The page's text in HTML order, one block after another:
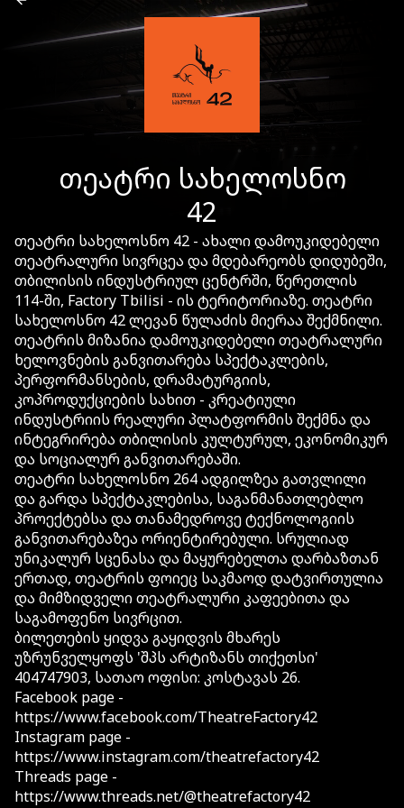
თეატრი სახელოსნო
42
თეატრი სახელოსნო 42 - ახალი დამოუკიდებელი
თეატრალური სივრცეა და მდებარეობს დიდუბეში,
თბილისის ინდუსტრიულ ცენტრში, წერეთლის
114-ში, Factory Tbilisi - ის ტერიტორიაზე. თეატრი
სახელოსნო 42 ლევან წულაძის მიერაა შექმნილი.
თეატრის მიზანია დამოუკიდებელი თეატრალური
ხელოვნების განვითარება სპექტაკლების,
პერფორმანსების, დრამატურგიის,
კოპროდუქციების სახით - კრეატიული
ინდუსტრიის რეალური პლატფორმის შექმნა და
ინტეგრირება თბილისის კულტურულ, ეკონომიკურ
და სოციალურ განვითარებაში.
თეატრი სახელოსნო 264 ადგილზეა გათვლილი
და გარდა სპექტაკლებისა, საგანმანათლებლო
პროექტებსა და თანამედროვე ტექნოლოგიის
განვითარებაზეა ორიენტირებული. სრულიად
უნიკალურ სცენასა და მაყურებელთა დარბაზთან
ერთად, თეატრის ფოიეც საკმაოდ დატვირთულია
და მიმზიდველი თეატრალური კაფეებითა და
საგამოფენო სივრცით.
ბილეთების ყიდვა გაყიდვის მხარეს
უზრუნველყოფს 'შპს არტიზანს თიქეთსი'
404747903, სათაო ოფისი: კოსტავას 26.
Facebook page -
https://www.facebook.com/TheatreFactory42
Instagram page -
https://www.instagram.com/theatrefactory42
Threads page -
https://www.threads.net/@theatrefactory42